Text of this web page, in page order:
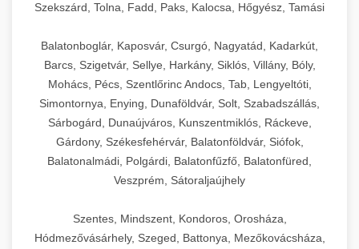
Szekszárd, Tolna, Fadd, Paks, Kalocsa, Hőgyész, Tamási
Balatonboglár, Kaposvár, Csurgó, Nagyatád, Kadarkút,
Barcs, Szigetvár, Sellye, Harkány, Siklós, Villány, Bóly,
Mohács, Pécs, Szentlőrinc Andocs, Tab, Lengyeltóti,
Simontornya, Enying, Dunaföldvár, Solt, Szabadszállás,
Sárbogárd, Dunaújváros, Kunszentmiklós, Ráckeve,
Gárdony, Székesfehérvár, Balatonföldvár, Siófok,
Balatonalmádi, Polgárdi, Balatonfűzfő, Balatonfüred,
Veszprém, Sátoraljaújhely
Szentes, Mindszent, Kondoros, Orosháza,
Hódmezővásárhely, Szeged, Battonya, Mezőkovácsháza,